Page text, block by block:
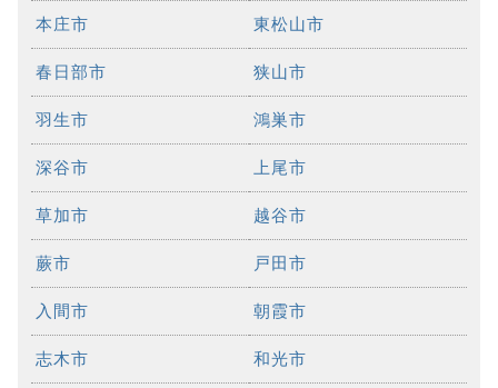
本庄市 東松山市
春日部市 狭山市
羽生市 鴻巣市
深谷市 上尾市
草加市 越谷市
蕨市 戸田市
入間市 朝霞市
志木市 和光市